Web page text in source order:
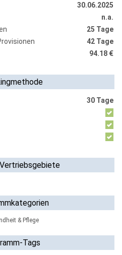
30.06.2025
n.a.
25 Tage
42 Tage
94.18 €
30 Tage
& Pflege
Tags